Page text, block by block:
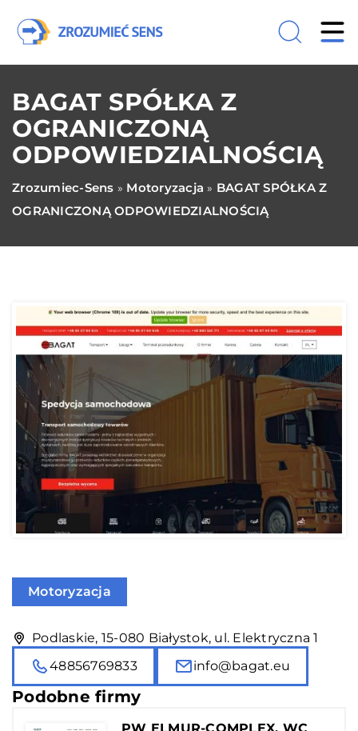
BAGAT SPÓŁKA Z
OGRANICZONĄ
ODPOWIEDZIALNOŚCIĄ
Zrozumiec-Sens » Motoryzacja » BAGAT SPÓŁKA Z
OGRANICZONĄ ODPOWIEDZIALNOŚCIĄ
Motoryzacja
Podlaskie, 15-080 Białystok, ul. Elektryczna 1
48856769833
info@bagat.eu
Podobne firmy